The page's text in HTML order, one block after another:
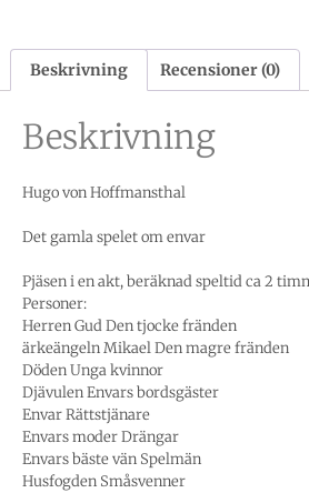
Beskrivning Recensioner (0)
Beskrivning
Hugo von Hoffmansthal
Det gamla spelet om envar
Pjäsen i en akt, beräknad speltid ca 2
Personer:
Herren Gud Den tjocke fränden
ärkeängeln Mikael Den magre fränden
Döden Unga kvinnor
Djävulen Envars bordsgäster
Envar Rättstjänare
Envars moder Drängar
Envars bäste vän Spelmän
Husfogden Småsvenner